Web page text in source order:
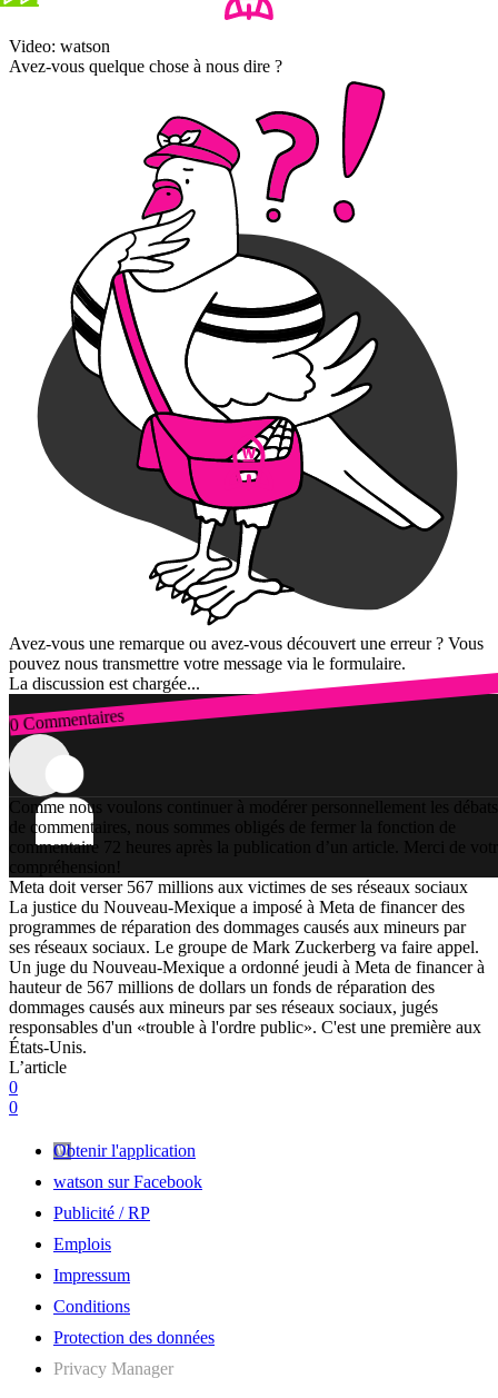
Video: watson
Avez-vous quelque chose à nous dire ?
Avez-vous une remarque ou avez-vous découvert une erreur ? Vous
pouvez nous transmettre votre message via le formulaire.
La discussion est chargée...
0 Commentaires
Connexion
Comme nous voulons continuer à modérer personnellement les débats
de commentaires, nous sommes obligés de fermer la fonction de
commentaire 72 heures après la publication d’un article. Merci de
compréhension!
Meta doit verser 567 millions aux victimes de ses réseaux sociaux
La justice du Nouveau-Mexique a imposé à Meta de financer des
programmes de réparation des dommages causés aux mineurs par
ses réseaux sociaux. Le groupe de Mark Zuckerberg va faire appel.
Un juge du Nouveau-Mexique a ordonné jeudi à Meta de financer à
hauteur de 567 millions de dollars un fonds de réparation des
dommages causés aux mineurs par ses réseaux sociaux, jugés
responsables d'un «trouble à l'ordre public». C'est une première aux
États-Unis.
L’article
0
0
Obtenir l'application
watson sur Facebook
Publicité / RP
Emplois
Impressum
Conditions
Protection des données
Privacy Manager